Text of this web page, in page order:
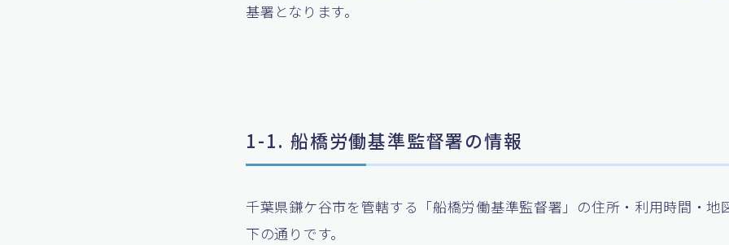
基署となります。
1-1. 船橋労働基準監督署の情報
千葉県鎌ケ谷市を管轄する「船橋労働基準監督署」の住所・利用時間・地
下の通りです。